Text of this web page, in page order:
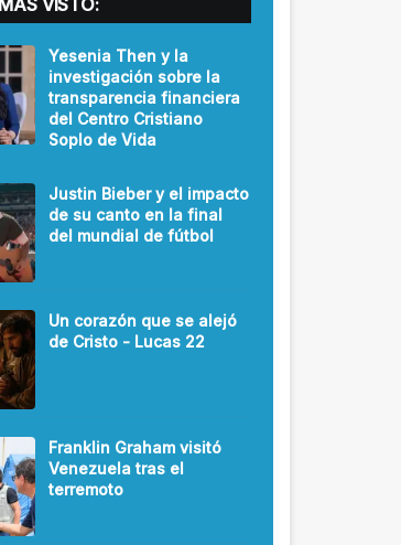
VISTO:
Yesenia Then y la
investigación sobre la
transparencia financiera
del Centro Cristiano
Soplo de Vida
Justin Bieber y el impacto
de su canto en la final
del mundial de fútbol
Un corazón que se alejó
de Cristo - Lucas 22
Franklin Graham visitó
Venezuela tras el
terremoto